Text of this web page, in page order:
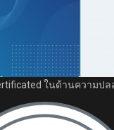
ในด้านความปล